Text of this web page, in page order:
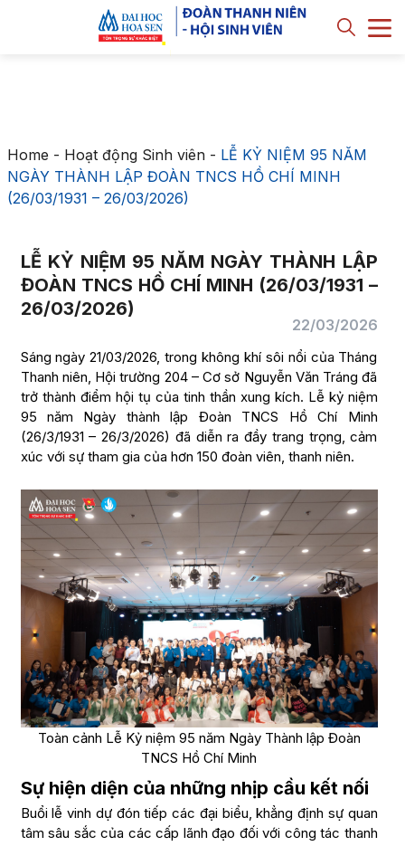
Home - Hoạt động Sinh viên- LỄ KỶ NIỆM 95 NĂM
NGÀY THÀNH LẬP ĐOÀN TNCS HỒ CHÍ MINH
(26/03/1931 – 26/03/2026)
LỄ KỶ NIỆM 95 NĂM NGÀY THÀNH LẬP
ĐOÀN TNCS HỒ CHÍ MINH (26/03/1931 –
26/03/2026)
22/03/2026
Sáng ngày 21/03/2026, trong không khí sôi nổi của Tháng
Thanh niên, Hội trường 204 – Cơ sở Nguyễn Văn Tráng đã
trở thành điểm hội tụ của tinh thần xung kích. Lễ kỷ niệm
95 năm Ngày thành lập Đoàn TNCS Hồ Chí Minh
(26/3/1931 – 26/3/2026) đã diễn ra đầy trang trọng, cảm
xúc với sự tham gia của hơn 150 đoàn viên, thanh niên.
Toàn cảnh Lễ Kỷ niệm 95 năm Ngày Thành lập Đoàn
TNCS Hồ Chí Minh
Sự hiện diện của những nhịp cầu kết nối
Buổi lễ vinh dự đón tiếp các đại biểu, khẳng định sự quan
tâm sâu sắc của các cấp lãnh đạo đối với công tác thanh